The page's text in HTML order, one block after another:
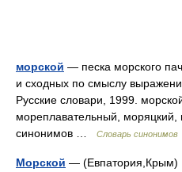
морской — песка морского
и сходных по смыслу
Русские словари, 1999.
мореплавательный, моряцкий,
синонимов …
Словарь синонимов
Морской — (Евпатория,Крым)